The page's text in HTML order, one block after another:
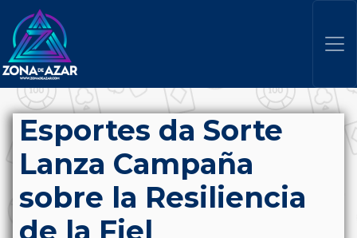
Esportes da Sorte
Lanza Campaña
sobre la Resiliencia
de la Fiel